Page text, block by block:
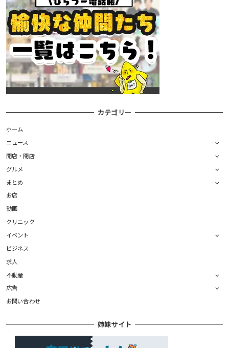
カテゴリー
ホーム
ニュース
開店・閉店
グルメ
まとめ
お店
動画
クリニック
イベント
ビジネス
求人
不動産
広告
お問い合わせ
姉妹サイト